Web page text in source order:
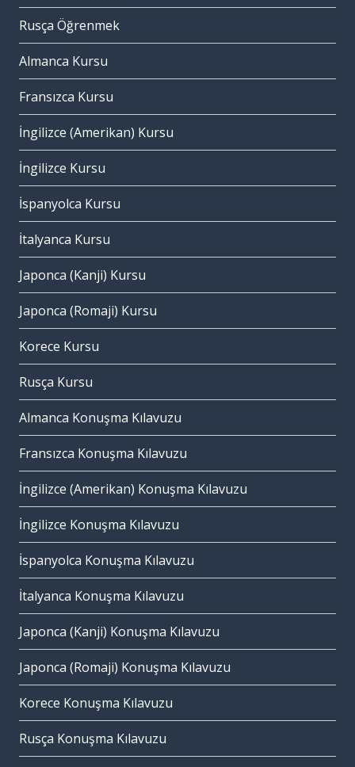
Rusça Öğrenmek
Almanca Kursu
Fransızca Kursu
İngilizce (Amerikan) Kursu
İngilizce Kursu
İspanyolca Kursu
İtalyanca Kursu
Japonca (Kanji) Kursu
Japonca (Romaji) Kursu
Korece Kursu
Rusça Kursu
Almanca Konuşma Kılavuzu
Fransızca Konuşma Kılavuzu
İngilizce (Amerikan) Konuşma Kılavuzu
İngilizce Konuşma Kılavuzu
İspanyolca Konuşma Kılavuzu
İtalyanca Konuşma Kılavuzu
Japonca (Kanji) Konuşma Kılavuzu
Japonca (Romaji) Konuşma Kılavuzu
Korece Konuşma Kılavuzu
Rusça Konuşma Kılavuzu